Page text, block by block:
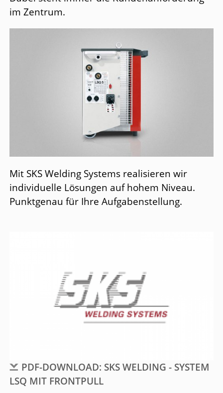
im Zentrum.
Mit SKS Welding Systems realisieren wir
individuelle Lösungen auf hohem Niveau.
Punktgenau für Ihre Aufgabenstellung.
PDF-DOWNLOAD: SKS WELDING - SYSTEM
LSQ MIT FRONTPULL